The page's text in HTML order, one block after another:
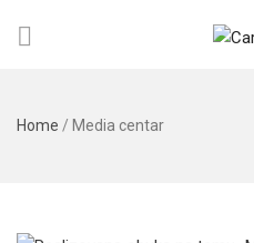
Home / Media centar